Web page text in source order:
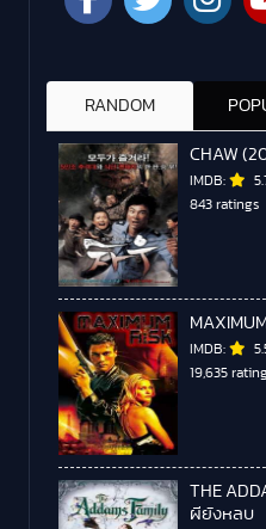
RANDOM
CHAW
IMDB:
843 ratings
IMDB:
19,635
THE
ผียังหลบ